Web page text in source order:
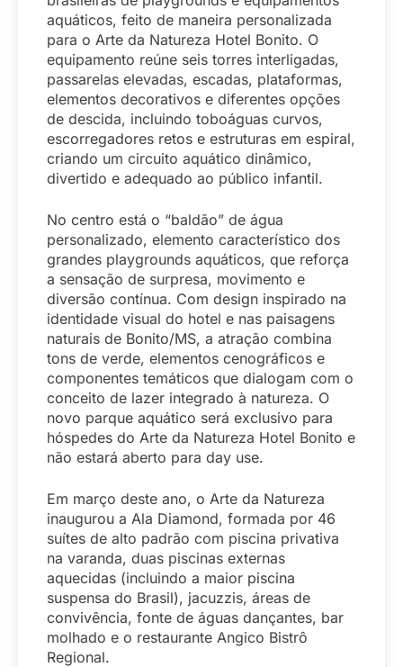
aquáticos, feito de maneira personalizada
para o Arte da Natureza Hotel Bonito. O
equipamento reúne seis torres interligadas,
passarelas elevadas, escadas, plataformas,
elementos decorativos e diferentes opções
de descida, incluindo toboáguas curvos,
escorregadores retos e estruturas em espiral,
criando um circuito aquático dinâmico,
divertido e adequado ao público infantil.
No centro está o “baldão” de água
personalizado, elemento característico dos
grandes playgrounds aquáticos, que reforça
a sensação de surpresa, movimento e
diversão contínua. Com design inspirado na
identidade visual do hotel e nas paisagens
naturais de Bonito/MS, a atração combina
tons de verde, elementos cenográficos e
componentes temáticos que dialogam com o
conceito de lazer integrado à natureza. O
novo parque aquático será exclusivo para
hóspedes do Arte da Natureza Hotel Bonito e
não estará aberto para day use.
Em março deste ano, o Arte da Natureza
inaugurou a Ala Diamond, formada por 46
suítes de alto padrão com piscina privativa
na varanda, duas piscinas externas
aquecidas (incluindo a maior piscina
suspensa do Brasil), jacuzzis, áreas de
convivência, fonte de águas dançantes, bar
molhado e o restaurante Angico Bistrô
Regional.